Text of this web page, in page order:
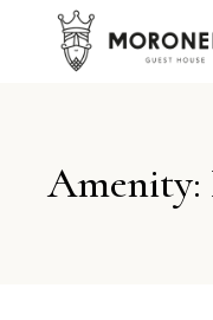
Amenity: